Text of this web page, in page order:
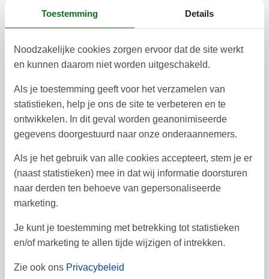
17 18 22
36
31
ma di wo do
36 1 2 3 4 5
38 14 15 16 17 18 19 20
21 22 23 24 25 26
41
Toestemming Details
Noodzakelijke cookies zorgen ervoor dat de site werkt
en kunnen daarom niet worden uitgeschakeld.
Als je toestemming geeft voor het verzamelen van
statistieken, help je ons de site te verbeteren en te
ontwikkelen. In dit geval worden geanonimiseerde
gegevens doorgestuurd naar onze onderaannemers.
Als je het gebruik van alle cookies accepteert, stem je er
(naast statistieken) mee in dat wij informatie doorsturen
naar derden ten behoeve van gepersonaliseerde
marketing.
Je kunt je toestemming met betrekking tot statistieken
en/of marketing te allen tijde wijzigen of intrekken.
Zie ook ons Privacybeleid